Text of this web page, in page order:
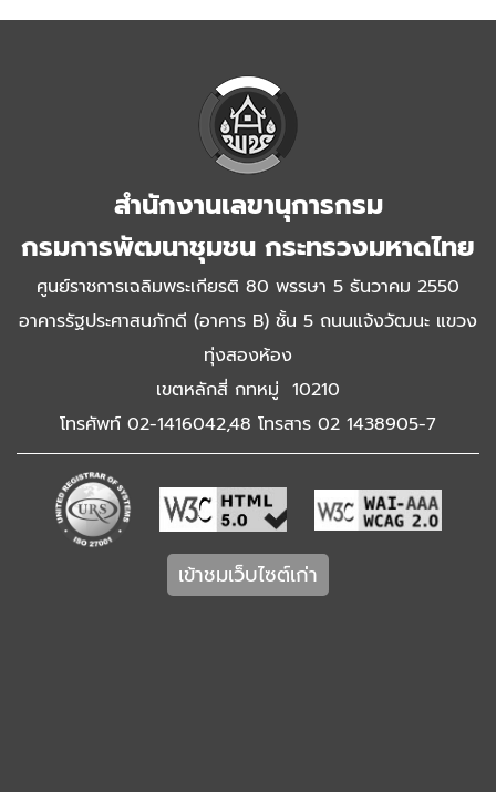
สำนักงานเลขานุการกรม
กรมการพัฒนาชุมชน กระทรวงมหาดไทย
ศูนย์ราชการเฉลิมพระเกียรติ 80 พรรษา 5 ธันวาคม 2550
อาคารรัฐประศาสนภักดี (อาคาร B) ชั้น 5 ถนนแจ้งวัฒนะ แขวง
ทุ่งสองห้อง
เขตหลักสี่ กทหมู่ 10210
โทรศัพท์ 02-1416042,48 โทรสาร 02 1438905-7
เข้าชมเว็บไซต์เก่า